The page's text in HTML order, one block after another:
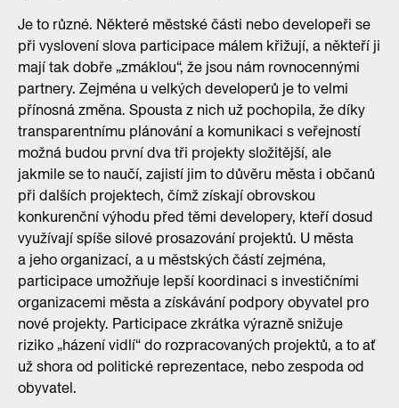
Je to různé. Některé městské části nebo developeři se
při vyslovení slova participace málem křižují, a někteří ji
mají tak dobře „zmáklou“, že jsou nám rovnocennými
partnery. Zejména u velkých developerů je to velmi
přínosná změna. Spousta z nich už pochopila, že díky
transparentnímu plánování a komunikaci s veřejností
možná budou první dva tři projekty složitější, ale
jakmile se to naučí, zajistí jim to důvěru města i občanů
při dalších projektech, čímž získají obrovskou
konkurenční výhodu před těmi developery, kteří dosud
využívají spíše silové prosazování projektů. U města
a jeho organizací, a u městských částí zejména,
participace umožňuje lepší koordinaci s investičními
organizacemi města a získávání podpory obyvatel pro
nové projekty. Participace zkrátka výrazně snižuje
riziko „házení vidlí“ do rozpracovaných projektů, a to ať
už shora od politické reprezentace, nebo zespoda od
obyvatel.